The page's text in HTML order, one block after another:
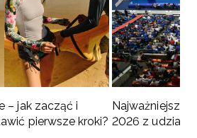
– jak zacząć i
pierwsze kroki?
Najważniejsze
2026 z